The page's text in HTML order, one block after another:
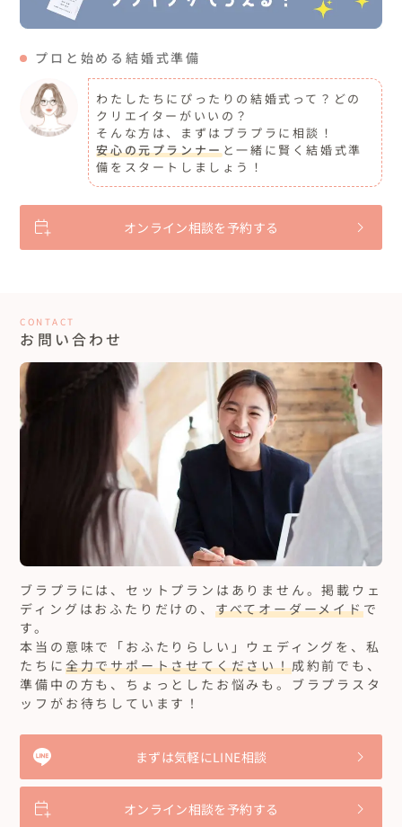
プロと始める結婚式準備
わたしたちにぴったりの結婚式って？どの
クリエイターがいいの？
そんな方は、まずはブラプラに相談！
安心の元プランナーと一緒に賢く結婚式準
備をスタートしましょう！
オンライン相談を予約する
CONTACT
お問い合わせ
ブラプラには、セットプランはありません。掲載ウェ
ディングはおふたりだけの、 すべてオーダーメイドで
す。
本当の意味で「おふたりらしい」ウェディングを、私
たちに 全力でサポートさせてください！成約前でも、
準備中の方も、ちょっとしたお悩みも。ブラプラスタ
ッフがお待ちしています！
まずは気軽にLINE相談
オンライン相談を予約する